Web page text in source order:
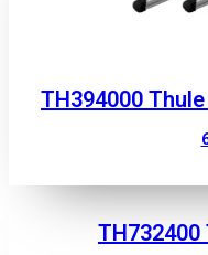
TH394000
TH732400